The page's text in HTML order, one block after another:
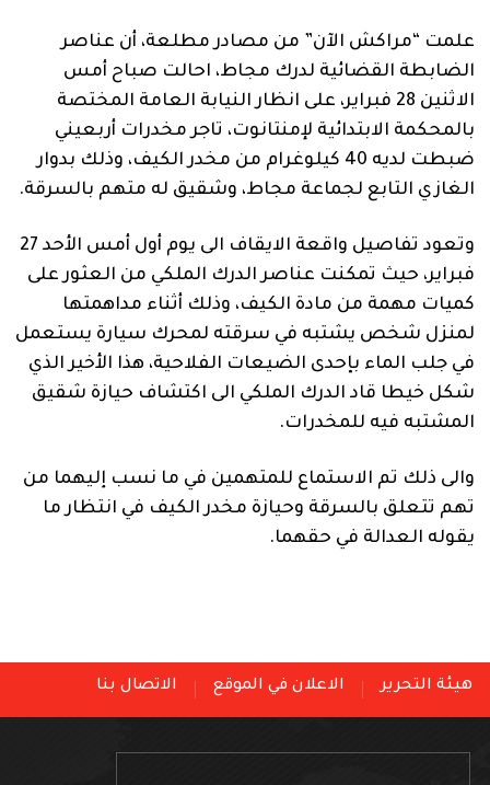
علمت “مراكش الآن” من مصادر مطلعة، أن عناصر
الضابطة القضائية لدرك مجاط، احالت صباح أمس
الاثنين 28 فبراير، على انظار النيابة العامة المختصة
بالمحكمة الابتدائية لإمنتانوت، تاجر مخدرات أربعيني
ضبطت لديه 40 كيلوغرام من مخدر الكيف، وذلك بدوار
الغازي التابع لجماعة مجاط، وشقيق له متهم بالسرقة.
وتعود تفاصيل واقعة الايقاف الى يوم أول أمس الأحد 27
فبراير، حيث تمكنت عناصر الدرك الملكي من العثور على
كميات مهمة من مادة الكيف، وذلك أثناء مداهمتها
لمنزل شخص يشتبه في سرقته لمحرك سيارة يستعمل
في جلب الماء بإحدى الضيعات الفلاحية، هذا الأخير الذي
شكل خيطا قاد الدرك الملكي الى اكتشاف حيازة شقيق
المشتبه فيه للمخدرات.
والى ذلك تم الاستماع للمتهمين في ما نسب إليهما من
تهم تتعلق بالسرقة وحيازة مخدر الكيف في انتظار ما
يقوله العدالة في حقهما.
هيئة التحرير الاعلان في الموقع الاتصال بنا